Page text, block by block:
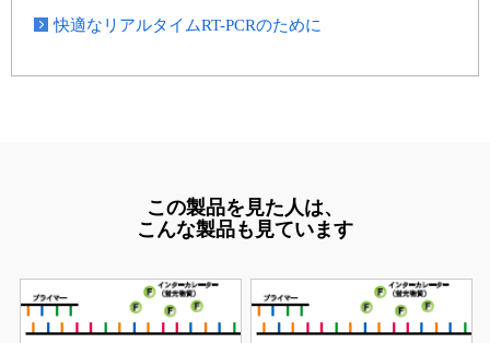
快適なリアルタイムRT-PCRのために
この製品を見た人は、
こんな製品も見ています